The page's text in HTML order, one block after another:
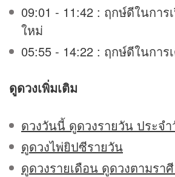
09:01 - 11:42 : ฤกษ์ดีในการ
ใหม่
05:55 - 14:22 : ฤกษ์ดีในกา
ดูดวงเพิ่มเติม
ดวงวันนี้ ดูดวงรายวัน ประจำ
ดูดวงไพ่ยิปซีรายวัน
ดูดวงรายเดือน ดูดวงตามรา